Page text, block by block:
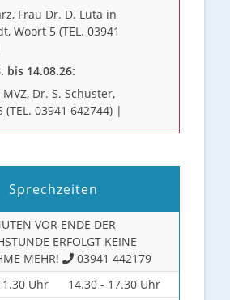
Frau Dr. D. Luta in
Woort 5 (TEL. 03941
bis 14.08.26:
MVZ, Dr. S. Schuster,
(TEL. 03941 642744) |
Sprechzeiten
VOR ENDE DER
ERFOLGT KEINE
MEHR!
03941 442179
Uhr
14.30 - 17.30 Uhr